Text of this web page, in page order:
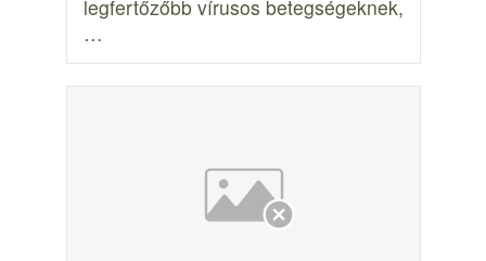
legfertőzőbb vírusos betegségeknek,
…